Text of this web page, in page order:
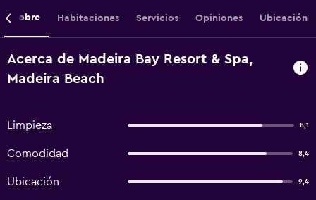
Sobre Habitaciones Servicios Opiniones Ubicación
Acerca de Madeira Bay Resort & Spa,
Madeira Beach
Limpieza 8,1
Comodidad 8,4
Ubicación 9,4